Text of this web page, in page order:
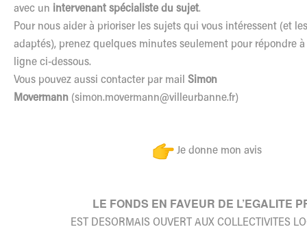
avec un intervenant spécialiste du sujet.
Pour nous aider à prioriser les sujets qui vous intéressent (et
adaptés), prenez quelques minutes seulement pour répondre
ligne ci-dessous.
Vous pouvez aussi contacter par mail Simon
Movermann (simon.movermann@villeurbanne.fr)
Je donne mon avis
LE FONDS EN FAVEUR DE L’EGALITE
EST DESORMAIS OUVERT AUX COLLECTIVITES